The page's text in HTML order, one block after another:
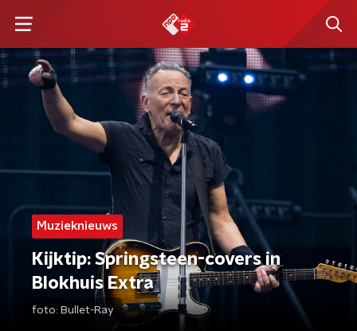
Muzieknieuws
Kijktip: Springsteen-covers in
Blokhuis Extra
foto: Bullet-Ray